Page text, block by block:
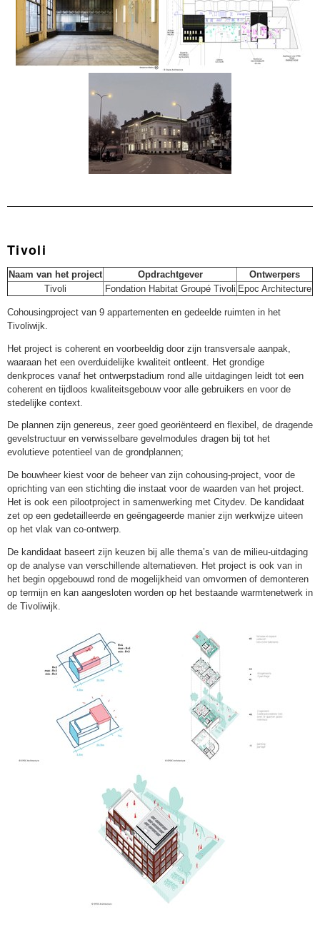
Tivoli
Naam van het project Opdrachtgever
Ontwerpers
Tivoli
Fondation Habitat Groupé Tivoli Epoc Architecture
Cohousingproject van 9 appartementen en gedeelde ruimten in het
Tivoliwijk.
Het project is coherent en voorbeeldig door zijn transversale aanpak,
waaraan het een overduidelijke kwaliteit ontleent. Het grondige
denkproces vanaf het ontwerpstadium rond alle uitdagingen leidt tot een
coherent en tijdloos kwaliteitsgebouw voor alle gebruikers en voor de
stedelijke context.
De plannen zijn genereus, zeer goed georiënteerd en flexibel, de dragende
gevelstructuur en verwisselbare gevelmodules dragen bij tot het
evolutieve potentieel van de grondplannen;
De bouwheer kiest voor de beheer van zijn cohousing-project, voor de
oprichting van een stichting die instaat voor de waarden van het project.
Het is ook een pilootproject in samenwerking met Citydev. De kandidaat
zet op een gedetailleerde en geëngageerde manier zijn werkwijze uiteen
op het vlak van co-ontwerp.
De kandidaat baseert zijn keuzen bij alle thema’s van de milieu-uitdaging
op de analyse van verschillende alternatieven. Het project is ook van in
het begin opgebouwd rond de mogelijkheid van omvormen of demonteren
op termijn en kan aangesloten worden op het bestaande warmtenetwerk in
de Tivoliwijk.